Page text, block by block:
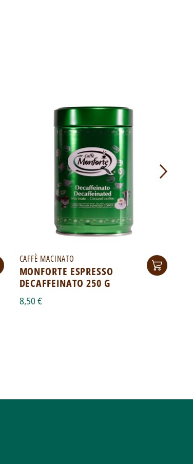
CAFFÈ MACINATO
MONFORTE ESPRESSO
DECAFFEINATO 250 G
8,50 €